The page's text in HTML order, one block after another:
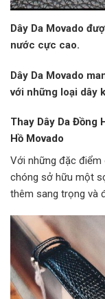
Dây Da Movado
nước cực cao.
Dây Da Movado
với những loại dây
Thay Dây Da Đồng
Hồ Movado
Với những đặc điểm
chóng sở hữu một
thêm sang trọng và